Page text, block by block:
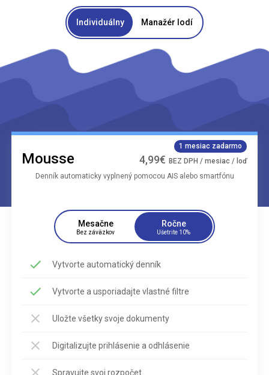
Individuálny Manažér lodí
Mousse 4,99€ BEZ DPH / mesiac / loď
Denník automaticky vyplnený pomocou AIS alebo smartfónu
Mesačne
Bez záväzkov
Ročne
Ušetrite 10%
Vytvorte automatický denník
Vytvorte a usporiadajte vlastné filtre
Uložte všetky svoje dokumenty
Digitalizujte prihlásenie a odhlásenie
Spravujte svoj rozpočet
1 mesiac zadarmo